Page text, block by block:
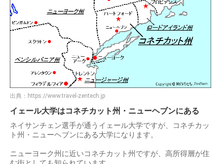
出典： https://www.travel-zentech.jp
イェール大学はコネチカット州・ニューヘブンにある
ネイサンチェン選手が通うイェール大学ですが、コネチカッ
ト州・ニューヘブンにある大学になります。
ニューヨーク州に近いコネチカット州ですが、高所得層が住